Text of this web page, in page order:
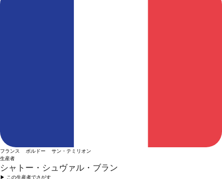
フランス ボルドー サン・テミリオン
生産者
シャトー・シュヴァル・ブラン
▶︎ この生産者でさがす